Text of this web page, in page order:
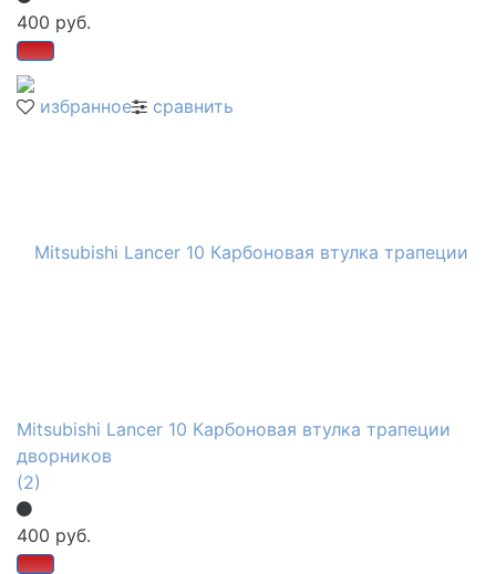
избранное сравнить
400 руб.
Mitsubishi Lancer 10 Карбоновая втулка трапеции
дворников
(2)
400 руб.